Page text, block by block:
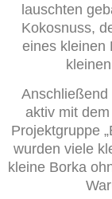
lauschten
Kokosnuss,
eines kleinen
Anschließend
aktiv mit
Projektgruppe
wurden viele
kleine Borka